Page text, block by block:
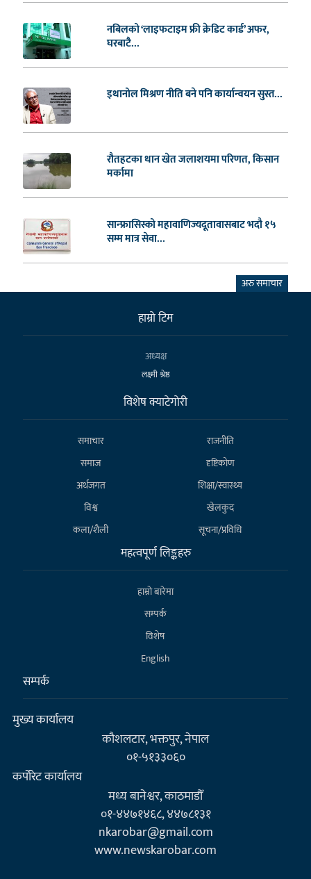
नबिलको ‘लाइफटाइम फ्री क्रेडिट कार्ड’ अफर,
घरबाटै...
इथानोल मिश्रण नीति बने पनि कार्यान्वयन सुस्त...
रौतहटका धान खेत जलाशयमा परिणत, किसान
मर्कामा
सान्फ्रासिस्को महावाणिज्यदूतावासबाट भदौ १५
सम्म मात्र सेवा...
अरु समाचार
हाम्राे टिम
अध्यक्ष
लक्ष्मी श्रेष्ठ
विशेष क्याटेगाेरी
समाचार
राजनीति
समाज
दृष्टिकोण
अर्थजगत
शिक्षा/स्वास्थ्य
विश्व
खेलकुद
कला/शैली
सूचना/प्रविधि
महत्वपूर्ण लिङ्कहरु
हाम्राे बारेमा
सम्पर्क
विशेष
English
सम्पर्क
मुख्य कार्यालय
कौशलटार, भक्तपुर, नेपाल
०१-५१३३०६०
कर्पाेरेट कार्यालय
मध्य बानेश्वर, काठमाडौँ
०१-४४७१४६८, ४४७८१३१
nkarobar@gmail.com
www.newskarobar.com